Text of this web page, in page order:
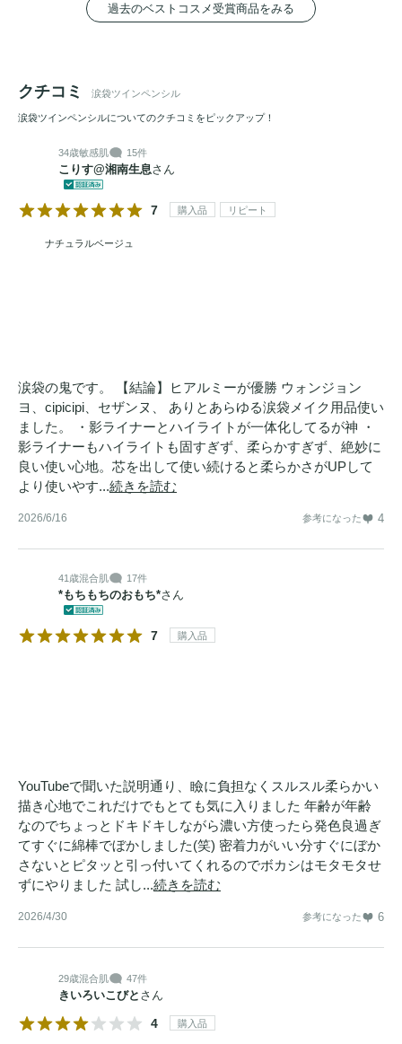
過去のベストコスメ受賞商品をみる
クチコミ 涙袋ツインペンシル
涙袋ツインペンシルについてのクチコミをピックアップ！
34歳敏感肌 15件
こりす@湘南生息さん
7 購入品 リピート
ナチュラルベージュ
涙袋の鬼です。 【結論】ヒアルミーが優勝 ウォンジョン
ヨ、cipicipi、セザンヌ、 ありとあらゆる涙袋メイク用品使い
ました。 ・影ライナーとハイライトが一体化してるが神 ・
影ライナーもハイライトも固すぎず、柔らかすぎず、絶妙に
良い使い心地。芯を出して使い続けると柔らかさがUPして
より使いやす...続きを読む
2026/6/16 参考になった 4
41歳混合肌 17件
*もちもちのおもち*さん
7 購入品
YouTubeで聞いた説明通り、瞼に負担なくスルスル柔らかい
描き心地でこれだけでもとても気に入りました 年齢が年齢
なのでちょっとドキドキしながら濃い方使ったら発色良過ぎ
てすぐに綿棒でぼかしました(笑) 密着力がいい分すぐにぼか
さないとピタッと引っ付いてくれるのでボカシはモタモタせ
ずにやりました 試し...続きを読む
2026/4/30 参考になった 6
29歳混合肌 47件
きいろいこびと さん
4 購入品